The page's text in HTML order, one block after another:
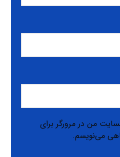
من در مرورگر برای
می‌نویسم.